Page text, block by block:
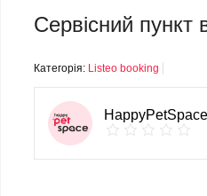
Сервісний пункт
Категорія: Listeo booking
HappyPetSpace